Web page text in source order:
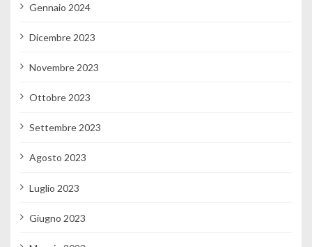
Gennaio 2024
Dicembre 2023
Novembre 2023
Ottobre 2023
Settembre 2023
Agosto 2023
Luglio 2023
Giugno 2023